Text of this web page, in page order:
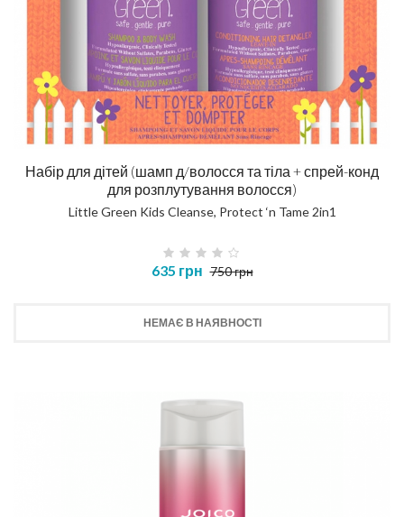
Набір для дітей (шамп д/волосся та тіла + спрей-конд
для розплутування волосся)
Little Green Kids Cleanse, Protect ‘n Tame 2in1
635 грн 750 грн
НЕМАЄ В НАЯВНОСТІ